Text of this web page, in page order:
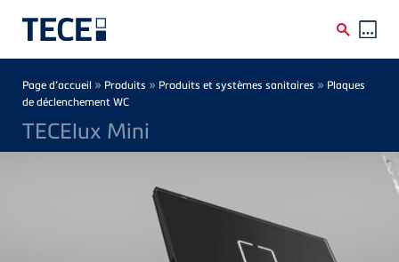
Breadcrumb
Page d’accueil » Produits » Produits et systèmes sanitaires » Plaques
de déclenchement WC
TECElux Mini